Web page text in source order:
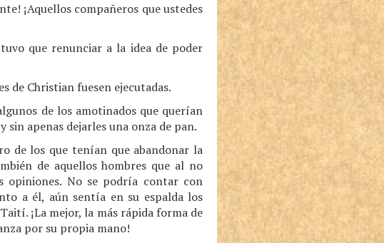
¡Aquellos compañeros que ustedes
que renunciar a la idea de poder
de Christian fuesen ejecutadas.
de los amotinados que querían
apenas dejarles una onza de pan.
de los que tenían que abandonar la
de aquellos hombres que al no
opiniones. No se podría contar con
a él, aún sentía en su espalda los
¡La mejor, la más rápida forma de
por su propia mano!